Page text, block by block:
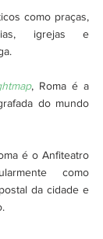
como praças,
igrejas e
, Roma é a
do mundo
é o Anfiteatro
como
da cidade e